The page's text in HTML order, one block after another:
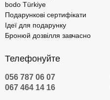
bodo Türkiye
Подарункові сертифікати
Ідеї для подарунку
Бронюй дозвілля завчасно
Телефонуйте
056 787 06 07
067 464 14 16